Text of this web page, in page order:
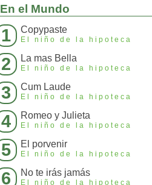
En el Mundo
1 Copypaste
El niño de la hipoteca
2 La mas Bella
El niño de la hipoteca
3 Cum Laude
El niño de la hipoteca
4 Romeo y Julieta
El niño de la hipoteca
5 El porvenir
El niño de la hipoteca
6 No te irás jamás
El niño de la hipoteca